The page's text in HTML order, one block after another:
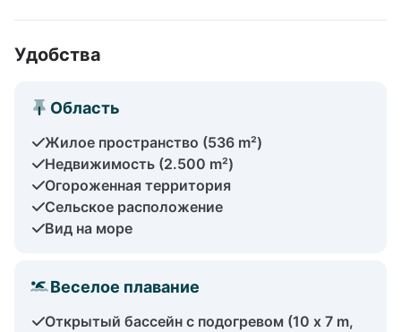
Удобства
Область
Жилое пространство (536 m²)
Недвижимость (2.500 m²)
Огороженная территория
Сельское расположение
Вид на море
Веселое плавание
Открытый бассейн с подогревом (10 x 7 m,